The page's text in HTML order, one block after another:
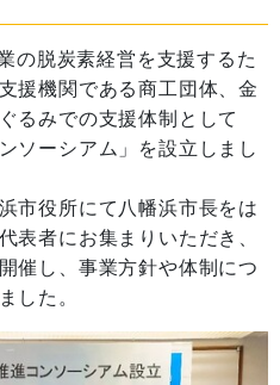
の脱炭素経営を支援するた
援機関である商工団体、金
るみでの支援体制として
ソーシアム」を設立しまし
市役所にて八幡浜市長をは
表者にお集まりいただき、
催し、事業方針や体制につ
した。